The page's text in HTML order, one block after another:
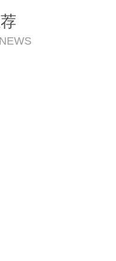
种“地埋式一体化污水
“一体化”指...